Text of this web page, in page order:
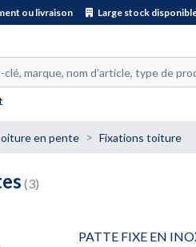
ou livraison Large stock
en pente Fixations toiture
(3)
PATTE FIXE EN